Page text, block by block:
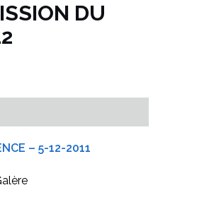
DU
– 5-12-2011